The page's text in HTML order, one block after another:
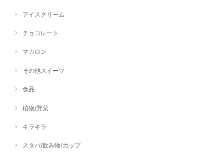
アイスクリーム
チョコレート
マカロン
その他スイーツ
食品
植物/野菜
キラキラ
スタバ/飲み物/カップ